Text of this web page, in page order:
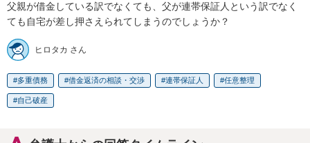
父親が借金している訳でなくても、父が連帯保証人という訳でなく
ても自宅が差し押さえられてしまうのでしょうか？
ヒロタカ さん
多重債務 借金返済の相談・交渉 連帯保証人 任意整理
自己破産